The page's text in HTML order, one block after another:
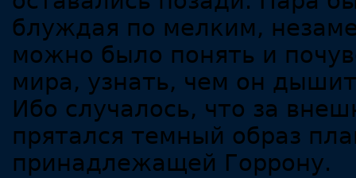
блуждая по мелким,
можно было понять и
мира, узнать, чем он
Ибо случалось, что за
прятался темный образ
принадлежащей Горрону.